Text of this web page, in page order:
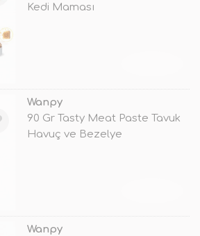
Kedi Maması
Wanpy
90 Gr Tasty Meat Paste Tavuk
Havuç ve Bezelye
Wanpy